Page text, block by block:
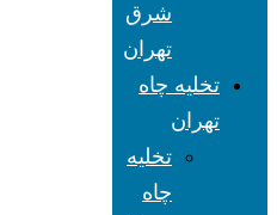
شرق
تهران
تخلیه چاه
تهران
تخلیه
چاه